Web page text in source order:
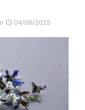
04/06/2025